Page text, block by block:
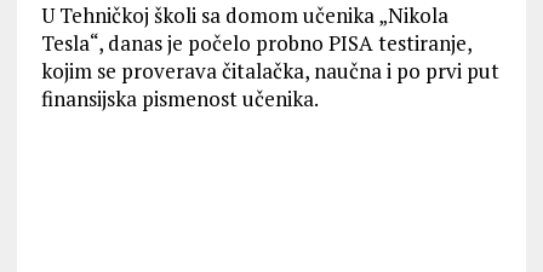
U Tehničkoj školi sa domom učenika „Nikola
Tesla“, danas je počelo probno PISA testiranje,
kojim se proverava čitalačka, naučna i po prvi put
finansijska pismenost učenika.